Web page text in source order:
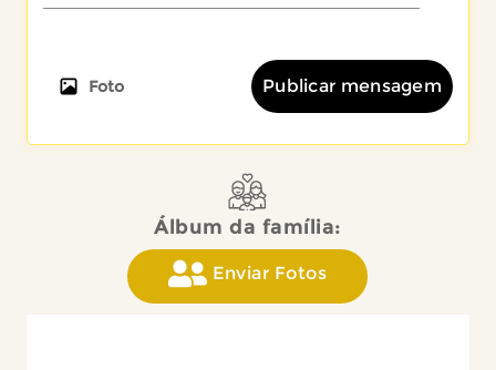
Foto Publicar mensagem
Álbum da família:
Enviar Fotos